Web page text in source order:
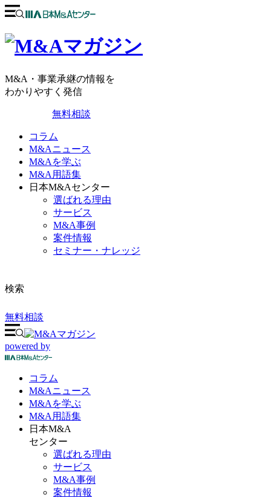
M&A・事業承継の情報を
わかりやすく発信
無料相談
コラム
M&Aニュース
M&Aを学ぶ
M&A用語集
日本M&Aセンター
選ばれる理由
サービス
M&A事例
案件情報
セミナー・ナレッジ
検索
無料相談
powered by
コラム
M&Aニュース
M&Aを学ぶ
M&A 用語集
日本M&A
センター
選ばれる理由
サービス
M&A事例
案件情報